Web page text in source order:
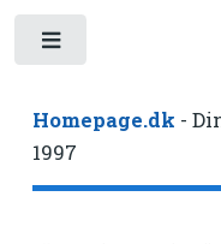
Homepage.dk -
1997